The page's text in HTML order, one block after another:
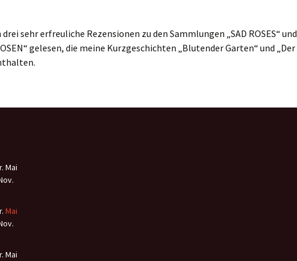
sehr erfreuliche Rezensionen zu den Sammlungen „SAD ROSES“ und
gelesen, die meine Kurzgeschichten „Blutender Garten“ und „Der
Mai
Mai
Mai